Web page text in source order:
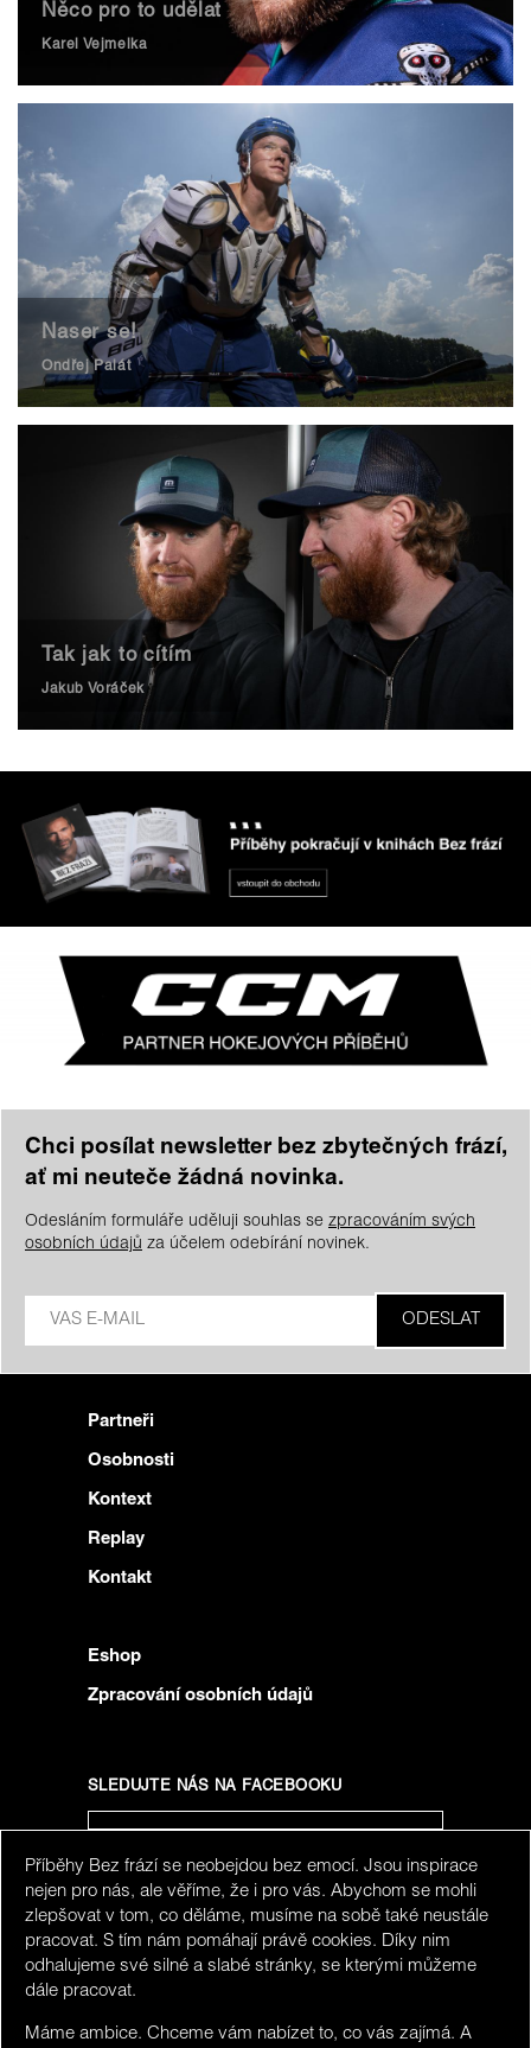
Něco pro to udělat
Karel Vejmelka
Naser se!
Ondřej Palát
Tak jak to cítím
Jakub Voráček
Chci posílat newsletter bez zbytečných frází,
ať mi neuteče žádná novinka.
Odesláním formuláře uděluji souhlas se zpracováním svých
osobních údajů za účelem odebírání novinek.
Partneři
Osobnosti
Kontext
Replay
Kontakt
Eshop
Zpracování osobních údajů
SLEDUJTE NÁS NA FACEBOOKU
SLEDUJTE NÁS NA INSTAGRAMU
Příběhy Bez frází se neobejdou bez emocí. Jsou inspirace
nejen pro nás, ale věříme, že i pro vás. Abychom se mohli
zlepšovat v tom, co děláme, musíme na sobě také neustále
pracovat. S tím nám pomáhají právě cookies. Díky nim
odhalujeme své silné a slabé stránky, se kterými můžeme
dále pracovat.
Máme ambice. Chceme vám nabízet to, co vás zajímá. A